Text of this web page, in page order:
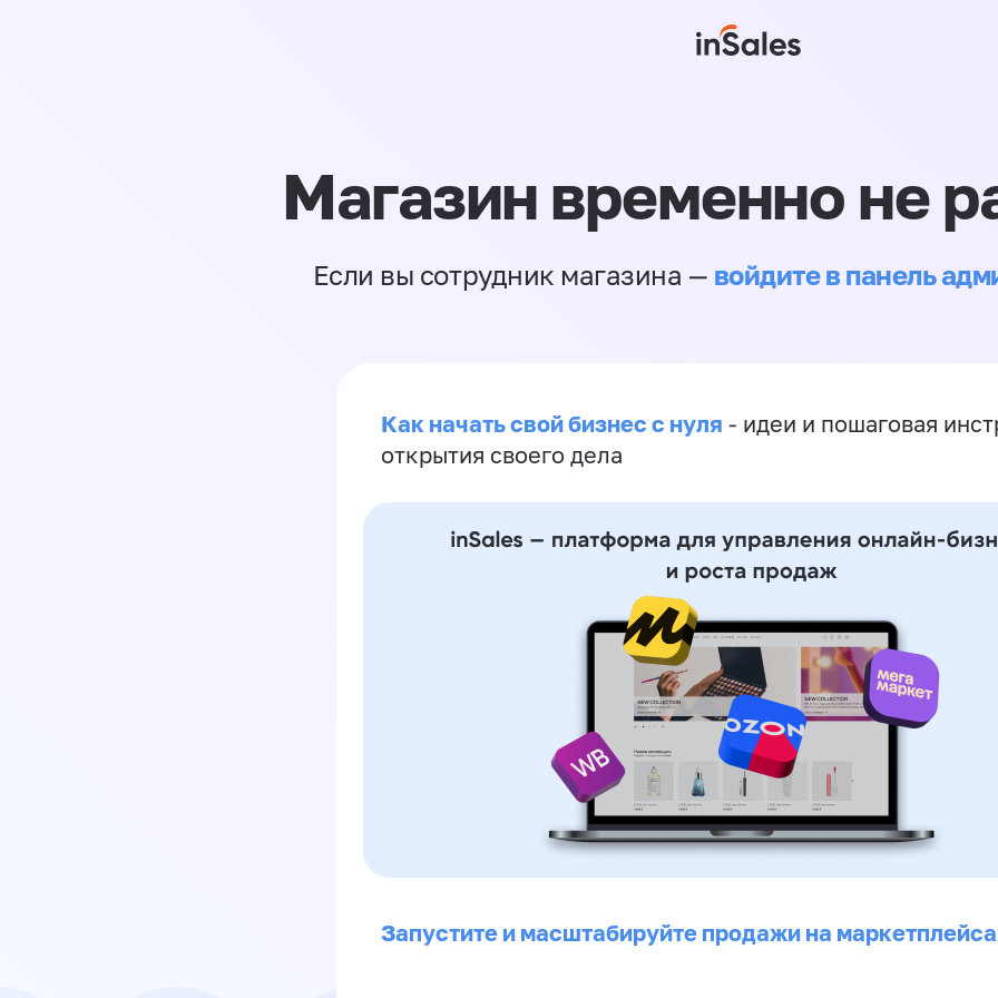
Магазин временно не
Если вы сотрудник магазина — войдите в панель
Как начать свой бизнес с нуля - идеи и пошаговая
открытия своего дела
Запустите и масштабируйте продажи на